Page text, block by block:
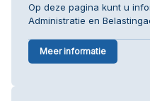
Op deze pagina kunt u
Administratie en
Meer informatie